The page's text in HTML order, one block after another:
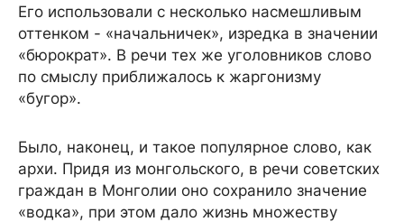
Его использовали с несколько насмешливым
оттенком - «начальничек», изредка в значении
«бюрократ». В речи тех же уголовников слово
по смыслу приближалось к жаргонизму
«бугор».
Было, наконец, и такое популярное слово, как
архи. Придя из монгольского, в речи советских
граждан в Монголии оно сохранило значение
«водка», при этом дало жизнь множеству